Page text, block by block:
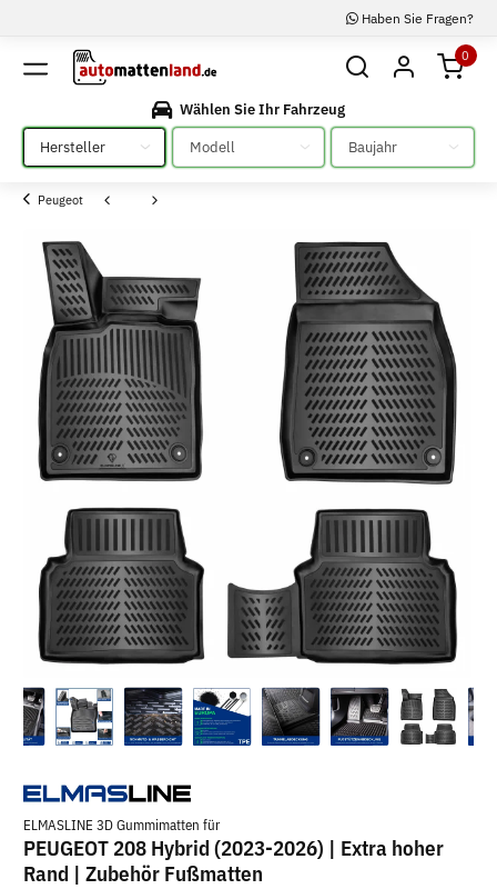
Haben Sie Fragen?
0
Wählen Sie Ihr Fahrzeug
Bitte auswählen
Bitte auswählen Bitte auswählen
Peugeot
ELMASLINE 3D Gummimatten für
PEUGEOT 208 Hybrid (2023-2026) | Extra hoher
Rand | Zubehör Fußmatten